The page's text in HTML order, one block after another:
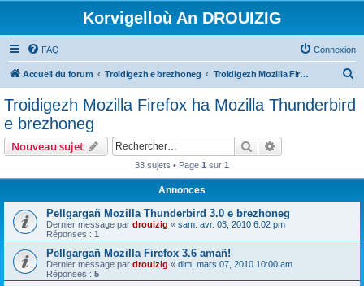
Korvigelloù An DROUIZIG
FAQ Connexion
Accueil du forum Troidigezh e brezhoneg Troidigezh Mozilla Firefox ha Mozilla Thunderbird e brezhoneg
Troidigezh Mozilla Firefox ha Mozilla Thunderbird
e brezhoneg
Nouveau sujet Rechercher
33 sujets • Page 1 sur 1
Annonces
Pellgargañ Mozilla Thunderbird 3.0 e brezhoneg
Dernier message par drouizig « sam. avr. 03, 2010 6:02 pm
Réponses : 1
Pellgargañ Mozilla Firefox 3.6 amañ!
Dernier message par drouizig « dim. mars 07, 2010 10:00 am
Réponses : 5